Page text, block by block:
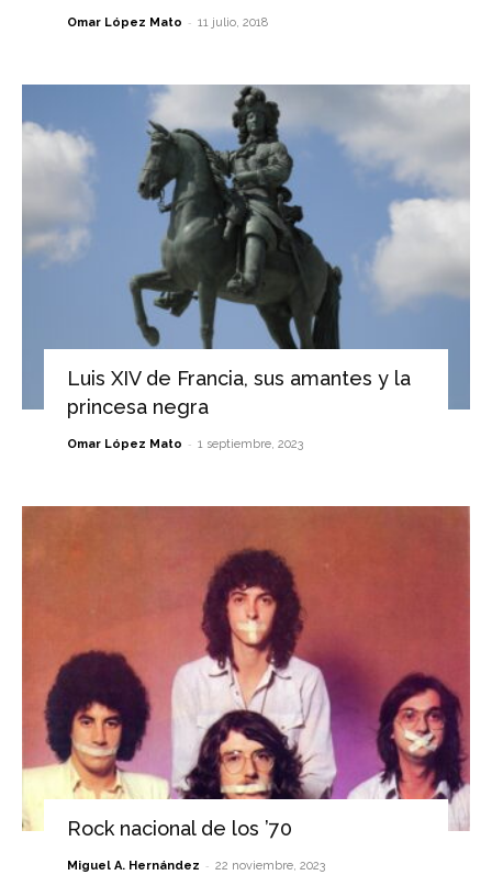
Omar López Mato - 11 julio, 2018
Luis XIV de Francia, sus amantes y la
princesa negra
Omar López Mato - 1 septiembre, 2023
Rock nacional de los ’70
Miguel A. Hernández - 22 noviembre, 2023